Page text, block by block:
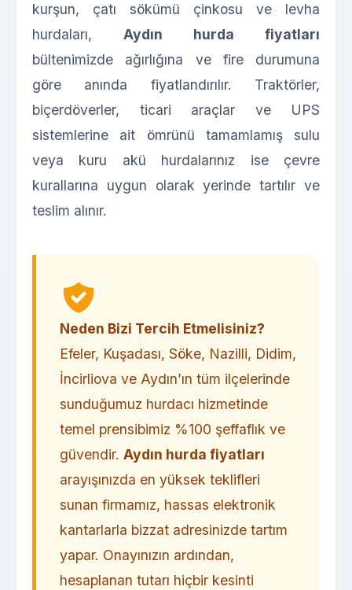
kurşun, çatı sökümü çinkosu ve levha
hurdaları, Aydın hurda fiyatları
bültenimizde ağırlığına ve fire durumuna
göre anında fiyatlandırılır. Traktörler,
biçerdöverler, ticari araçlar ve UPS
sistemlerine ait ömrünü tamamlamış sulu
veya kuru akü hurdalarınız ise çevre
kurallarına uygun olarak yerinde tartılır ve
teslim alınır.
Neden Bizi Tercih Etmelisiniz?
Efeler, Kuşadası, Söke, Nazilli, Didim,
İncirliova ve Aydın’ın tüm ilçelerinde
sunduğumuz hurdacı hizmetinde
temel prensibimiz %100 şeffaflık ve
güvendir. Aydın hurda fiyatları
arayışınızda en yüksek teklifleri
sunan firmamız, hassas elektronik
kantarlarla bizzat adresinizde tartım
yapar. Onayınızın ardından,
hesaplanan tutarı hiçbir kesinti